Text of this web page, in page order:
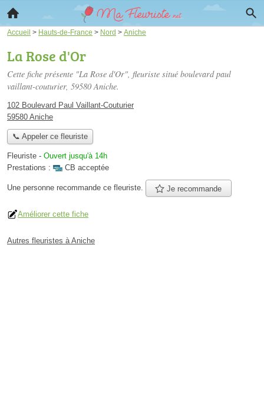
Accueil > Hauts-de-France > Nord > Aniche
La Rose d'Or
Cette fiche présente "La Rose d'Or", fleuriste situé boulevard paul
vaillant-couturier, 59580 Aniche.
102 Boulevard Paul Vaillant-Couturier
59580 Aniche
📞 Appeler ce fleuriste
Fleuriste - Ouvert jusqu'à 14h
Prestations :
CB acceptée
Une personne recommande ce fleuriste. Je recommande
Améliorer cette fiche
Autres fleuristes à Aniche